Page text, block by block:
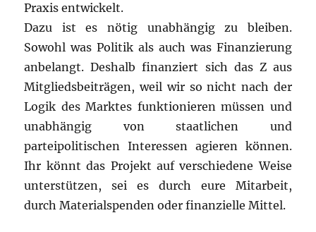
Praxis entwickelt.
Dazu ist es nötig unabhängig zu bleiben.
Sowohl was Politik als auch was Finanzierung
anbelangt. Deshalb finanziert sich das Z aus
Mitgliedsbeiträgen, weil wir so nicht nach der
Logik des Marktes funktionieren müssen und
unabhängig von staatlichen und
parteipolitischen Interessen agieren können.
Ihr könnt das Projekt auf verschiedene Weise
unterstützen, sei es durch eure Mitarbeit,
durch Materialspenden oder finanzielle Mittel.